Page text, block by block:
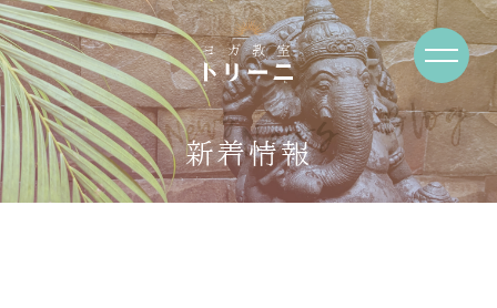
新着情報
News・Blog